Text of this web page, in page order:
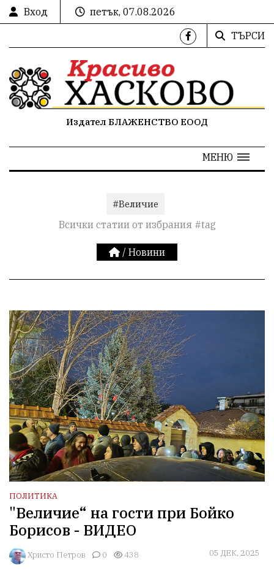
Вход
петък, 07.08.2026
ТЪРСИ
Издател БЛАЖЕНСТВО ЕООД
МЕНЮ
#Величие
Всички статии от избрания #tag
/ Новини
ПОЛИТИКА
"Величие“ на гости при Бойко
Борисов - ВИДЕО
Христо Петров 0 438 05 ДЕК, 2025